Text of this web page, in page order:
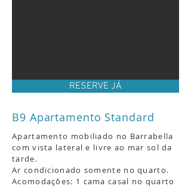
RESERVE JÁ
B9 Apartamento Standard
Apartamento mobiliado no Barrabella
com vista lateral e livre ao mar sol da
tarde.
Ar condicionado somente no quarto.
Acomodações: 1 cama casal no quarto